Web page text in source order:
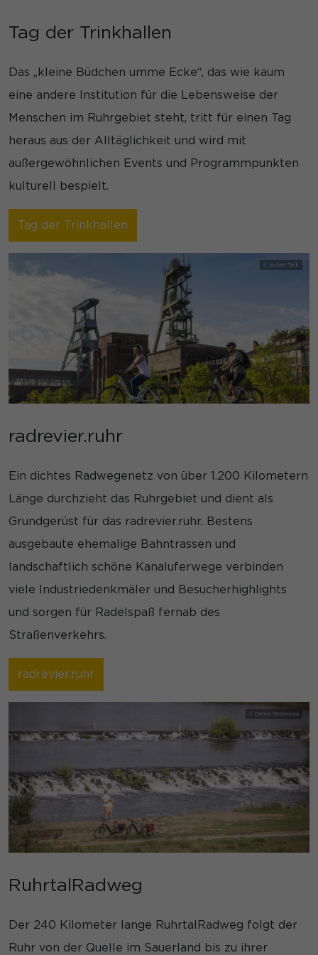
Tag der Trinkhallen
Das „kleine Büdchen umme Ecke“, das wie kaum
eine andere Institution für die Lebensweise der
Menschen im Ruhrgebiet steht, tritt für einen Tag
heraus aus der Alltäglichkeit und wird mit
außergewöhnlichen Events und Programmpunkten
kulturell bespielt.
Tag der Trinkhallen
radrevier.ruhr
Ein dichtes Radwegenetz von über 1.200 Kilometern
Länge durchzieht das Ruhrgebiet und dient als
Grundgerüst für das radrevier.ruhr. Bestens
ausgebaute ehemalige Bahntrassen und
landschaftlich schöne Kanaluferwege verbinden
viele Industriedenkmäler und Besucherhighlights
und sorgen für Radelspaß fernab des
Straßenverkehrs.
radrevier.ruhr
RuhrtalRadweg
Der 240 Kilometer lange RuhrtalRadweg folgt der
Ruhr von der Quelle im Sauerland bis zu ihrer
Cookie-Informationen anzeigen
Marketing (3)
Marketing-Cookies werden von Drittanbietern oder Publishern
dies, indem sie Besucher über Websites hinweg verfolgen.
Cookie-Informationen anzeigen
Externe Medien (7)
Inhalte von Videoplattformen und Social-Media-Plattformen
keiner manuellen Einwilligung mehr.
Datenschutzerklärung